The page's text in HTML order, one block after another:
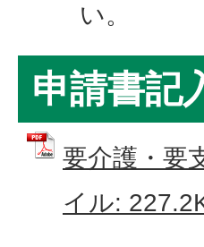
い。
申請書記
要介護・要
イル: